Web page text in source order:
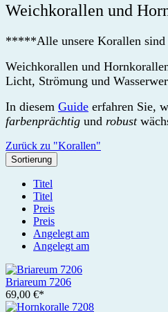
Weichkorallen und
*****Alle unsere Korallen sind
Weichkorallen und
Licht, Strömung und
In diesem Guide erfahren Sie,
farbenprächtig und robust
Zurück zu "Korallen"
Sortierung
Titel
Titel
Preis
Preis
Angelegt am
Angelegt am
Briareum 7206
69,00 €*